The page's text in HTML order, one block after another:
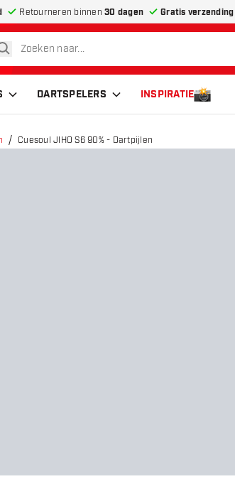
Retourneren binnen 30 dagen Gratis verzending
zoeken
DARTSPELERS INSPIRATIE
Cuesoul JIHO S6 90% - Dartpijlen